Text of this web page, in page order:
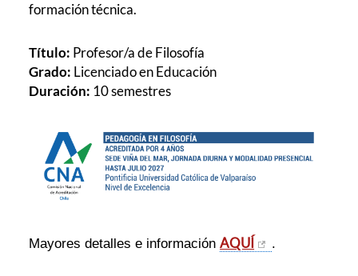
formación técnica.
Título: Profesor/a de Filosofía
Grado: Licenciado en Educación
Duración: 10 semestres
Mayores detalles e informaciónAQUÍ .